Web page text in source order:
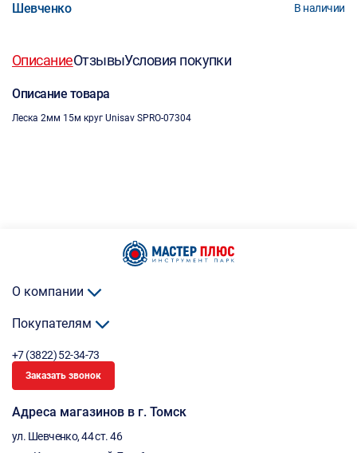
Шевченко В наличии
ОписаниеОтзывыУсловия покупки
Описание товара
Леска 2мм 15м круг Unisav SPRO-07304
О компании
Покупателям
+7 (3822) 52-34-73
Заказать звонок
Адреса магазинов в г. Томск
ул. Шевченко, 44 ст. 46